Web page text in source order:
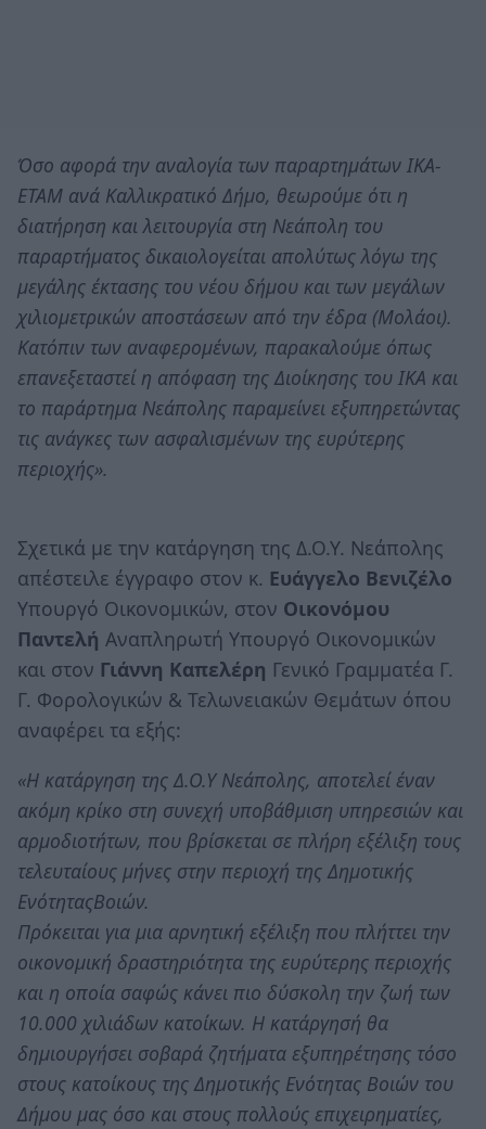
Όσο αφορά την αναλογία των παραρτημάτων ΙΚΑ-
ΕΤΑΜ ανά Καλλικρατικό Δήμο, θεωρούμε ότι η
διατήρηση και λειτουργία στη Νεάπολη του
παραρτήματος δικαιολογείται απολύτως λόγω της
μεγάλης έκτασης του νέου δήμου και των μεγάλων
χιλιομετρικών αποστάσεων από την έδρα (Μολάοι).
Κατόπιν των αναφερομένων, παρακαλούμε όπως
επανεξεταστεί η απόφαση της Διοίκησης του ΙΚΑ και
το παράρτημα Νεάπολης παραμείνει εξυπηρετώντας
τις ανάγκες των ασφαλισμένων της ευρύτερης
περιοχής».
Σχετικά με την κατάργηση της Δ.Ο.Υ. Νεάπολης
απέστειλε έγγραφο στον κ. Ευάγγελο Βενιζέλο
Υπουργό Οικονομικών, στον Οικονόμου
Παντελή Αναπληρωτή Υπουργό Οικονομικών
και στον Γιάννη Καπελέρη Γενικό Γραμματέα Γ.
Γ. Φορολογικών & Τελωνειακών Θεμάτων όπου
αναφέρει τα εξής:
«H κατάργηση της Δ.Ο.Υ Νεάπολης, αποτελεί έναν
ακόμη κρίκο στη συνεχή υποβάθμιση υπηρεσιών και
αρμοδιοτήτων, που βρίσκεται σε πλήρη εξέλιξη τους
τελευταίους μήνες στην περιοχή της Δημοτικής
ΕνότηταςΒοιών.
Πρόκειται για μια αρνητική εξέλιξη που πλήττει την
οικονομική δραστηριότητα της ευρύτερης περιοχής
και η οποία σαφώς κάνει πιο δύσκολη την ζωή των
10.000 χιλιάδων κατοίκων. Η κατάργησή θα
δημιουργήσει σοβαρά ζητήματα εξυπηρέτησης τόσο
στους κατοίκους της Δημοτικής Ενότητας Βοιών του
Δήμου μας όσο και στους πολλούς επιχειρηματίες,